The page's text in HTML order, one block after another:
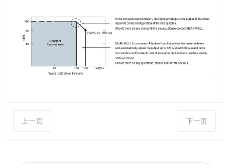
上一页 下一页